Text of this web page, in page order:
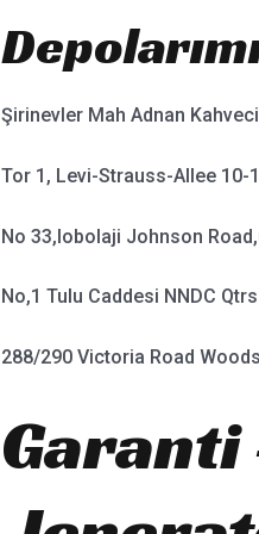
Şirinevler Mah Adnan
Tor 1, Levi-Strauss-Allee 10-
No 33,lobolaji Johnson
No,1 Tulu Caddesi NNDC
288/290 Victoria Road
Garanti